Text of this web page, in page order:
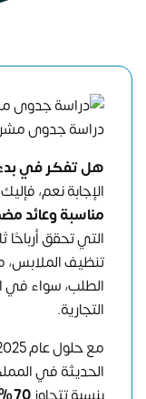
دراسة جدوى
هل تفكر في
الإجابة نعم، فإليك
مناسبة وعائد
التي تحقق
تنظيف الملابس،
الطلب، سواء في
التجارية.
الحديثة في